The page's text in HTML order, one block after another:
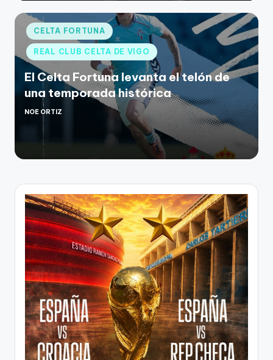
CELTA FORTUNA
REAL CLUB CELTA DE VIGO
El Celta Fortuna levanta el telón de
una temporada histórica
NOE ORTIZ